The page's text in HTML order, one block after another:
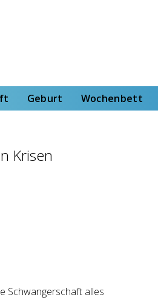
Geburt Wochenbett
Krisen
Schwangerschaft alles